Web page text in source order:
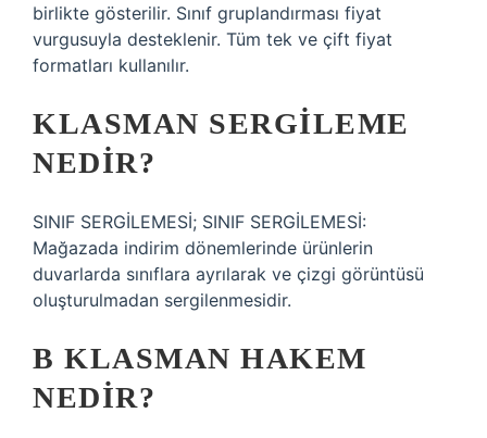
birlikte gösterilir. Sınıf gruplandırması fiyat
vurgusuyla desteklenir. Tüm tek ve çift fiyat
formatları kullanılır.
KLASMAN SERGILEME
NEDIR?
SINIF SERGİLEMESİ; SINIF SERGİLEMESİ:
Mağazada indirim dönemlerinde ürünlerin
duvarlarda sınıflara ayrılarak ve çizgi görüntüsü
oluşturulmadan sergilenmesidir.
B KLASMAN HAKEM
NEDIR?